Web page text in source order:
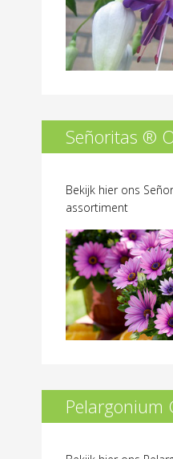
Señoritas ®
Bekijk hier ons
assortiment
Pelargonium